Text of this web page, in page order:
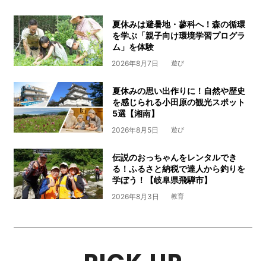
夏休みは避暑地・蓼科へ！森の循環
を学ぶ「親子向け環境学習プログラ
ム」を体験
2026年8月7日 遊び
夏休みの思い出作りに！自然や歴史
を感じられる小田原の観光スポット
5選【湘南】
2026年8月5日 遊び
伝説のおっちゃんをレンタルでき
る！ふるさと納税で達人から釣りを
学ぼう！【岐阜県飛騨市】
2026年8月3日 教育